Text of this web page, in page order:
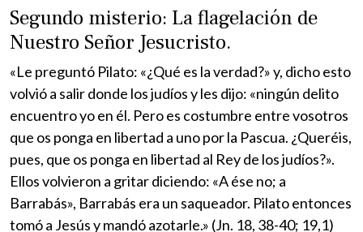
Segundo misterio: La flagelación de
Nuestro Señor Jesucristo.
«Le preguntó Pilato: «¿Qué es la verdad?» y, dicho esto
volvió a salir donde los judíos y les dijo: «ningún delito
encuentro yo en él. Pero es costumbre entre vosotros
que os ponga en libertad a uno por la Pascua. ¿Queréis,
pues, que os ponga en libertad al Rey de los judíos?».
Ellos volvieron a gritar diciendo: «A ése no; a
Barrabás», Barrabás era un saqueador. Pilato entonces
tomó a Jesús y mandó azotarle.» (Jn. 18, 38-40; 19,1)